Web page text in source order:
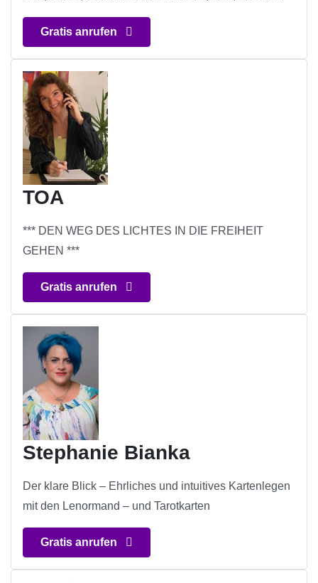
Gratis anrufen
TOA
*** DEN WEG DES LICHTES IN DIE FREIHEIT
GEHEN ***
Gratis anrufen
Stephanie Bianka
Der klare Blick – Ehrliches und intuitives Kartenlegen
mit den Lenormand – und Tarotkarten
Gratis anrufen